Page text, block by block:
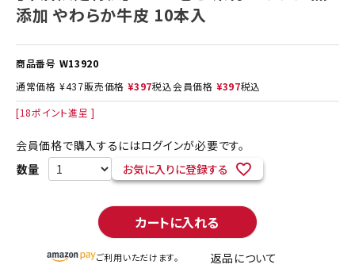
添加 やわらか牛皮 10本入
商品番号 W13920
通常価格 ¥437販売価格 ¥397税込会員価格 ¥397税込
[18ポイント進呈 ]
会員価格で購入するにはログインが必要です。
お気に入りに登録する
カートに入れる
ご利用いただけます。 返品について